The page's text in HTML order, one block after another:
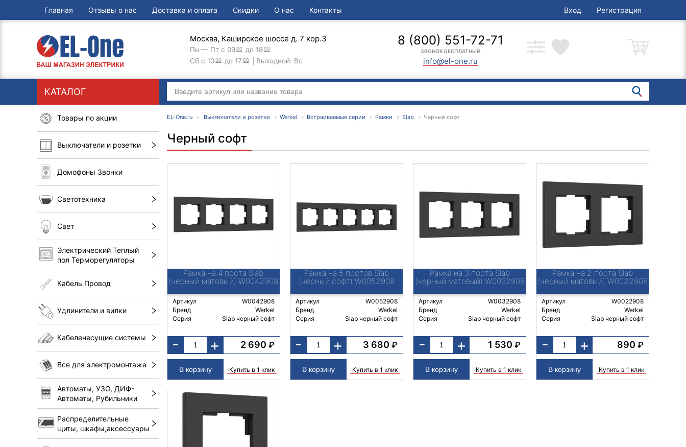
Главная Отзывы о нас Доставка и оплата Скидки О нас Контакты Вход Регистрация
Москва, Каширское шоссе д. 7 кор.3
Пн — Пт с 0900 до 1800
Сб с 1000 до 17 00 | Выходной: Вс
8 (800) 551-72-71
ЗВОНОК БЕСПЛАТНЫЙ
info@el-one.ru
КАТАЛОГ
Товары по акции
Выключатели и розетки
Домофоны Звонки
Светотехника
Свет
Электрический Теплый
пол Терморегуляторы
Кабель Провод
Удлинители и вилки
Кабеленесущие системы
Все для электромонтажа
Автоматы, УЗО, ДИФ-
Автоматы, Рубильники
Распределительные
щиты, шкафы,аксессуары
EL-One.ru Выключатели и розетки Werkel Встраиваемые серии Рамки Slab Черный софт
Черный софт
Рамка на 4 поста Slab
(черный матовый) W0042908
Артикул
W0042908
Бренд
Werkel
Серия
Slab черный софт
- + 2 690 ₽
Купить в 1 клик
Рамка на 5 постов Slab
(черный софт) W0052908
Артикул
W0052908
Бренд
Werkel
Серия
Slab черный софт
- + 3 680 ₽
Купить в 1 клик
Рамка на 3 поста Slab
(черный матовый) W0032908
Артикул
W0032908
Бренд
Werkel
Серия
Slab черный софт
- + 1 530₽
Купить в 1 клик
Рамка на 2 поста Slab
(черный матовый) W0022908
Артикул
W0022908
Бренд
Werkel
Серия
Slab черный софт
- + 890₽
Купить в 1 клик